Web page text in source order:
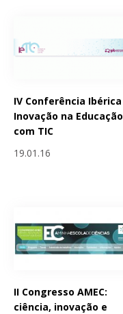
IV Conferência Ibérica
Inovação na Educação
com TIC
19.01.16
II Congresso AMEC:
ciência, inovação e